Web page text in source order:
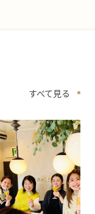
すべて見る